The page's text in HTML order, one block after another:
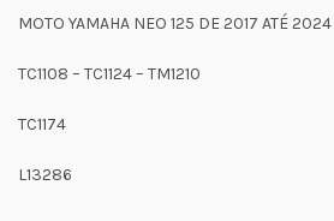
MOTO YAMAHA NEO 125 DE 2017 ATÉ 2024
TC1108 – TC1124 – TM1210
TC1174
L13286